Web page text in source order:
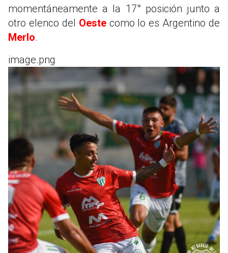
momentáneamente a la 17° posición junto a
otro elenco del Oestecomo lo es Argentino de
Merlo.
image.png